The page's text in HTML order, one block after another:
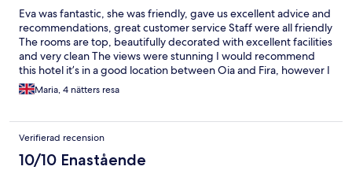
Eva was fantastic, she was friendly, gave us excellent advice and
recommendations, great customer service Staff were all friendly
The rooms are top, beautifully decorated with excellent facilities
and very clean The views were stunning I would recommend
this hotel it’s in a good location between Oia and Fira, however I
would recommend a car to get around Thank you Eva and team
for a great stay
Maria, 4 nätters resa
Verifierad recension
10/10 Enastående